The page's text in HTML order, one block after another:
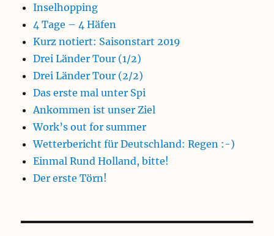
Inselhopping
4 Tage – 4 Häfen
Kurz notiert: Saisonstart 2019
Drei Länder Tour (1/2)
Drei Länder Tour (2/2)
Das erste mal unter Spi
Ankommen ist unser Ziel
Work’s out for summer
Wetterbericht für Deutschland: Regen :-)
Einmal Rund Holland, bitte!
Der erste Törn!